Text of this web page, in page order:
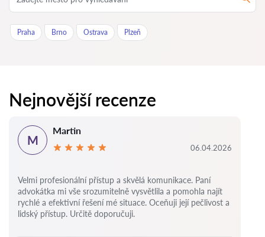
Praha Brno Ostrava Plzeň
Nejnovější recenze
M
Martin
06.04.2026
Velmi profesionální přístup a skvělá komunikace. Paní
advokátka mi vše srozumitelně vysvětlila a pomohla najít
rychlé a efektivní řešení mé situace. Oceňuji její pečlivost a
lidský přístup. Určitě doporučuji.